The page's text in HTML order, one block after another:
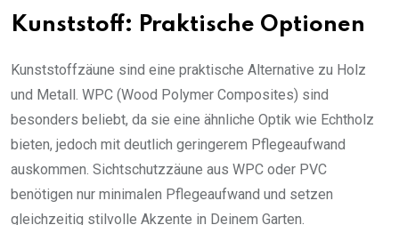
Kunststoff: Praktische Optionen
Kunststoffzäune sind eine praktische Alternative zu Holz
und Metall. WPC (Wood Polymer Composites) sind
besonders beliebt, da sie eine ähnliche Optik wie Echtholz
bieten, jedoch mit deutlich geringerem Pflegeaufwand
auskommen. Sichtschutzzäune aus WPC oder PVC
benötigen nur minimalen Pflegeaufwand und setzen
gleichzeitig stilvolle Akzente in Deinem Garten.